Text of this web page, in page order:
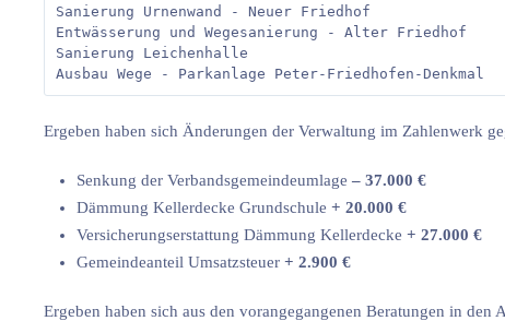
Sanierung Urnenwand - Neuer Friedhof
Entwässerung und Wegesanierung - Alter Friedhof
Sanierung Leichenhalle
Ergeben haben sich Änderungen der Verwaltung im Zahlenwerk
Senkung der Verbandsgemeindeumlage – 37.000 €
Dämmung Kellerdecke Grundschule + 20.000 €
Versicherungserstattung Dämmung Kellerdecke + 27.000 €
Gemeindeanteil Umsatzsteuer + 2.900 €
Ergeben haben sich aus den vorangegangenen Beratungen in